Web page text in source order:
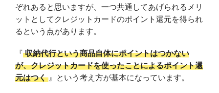
ぞれあると思いますが、一つ共通してあげられるメリ
ットとしてクレジットカードのポイント還元を得られ
るという点があります。
『 収納代行という商品自体にポイントはつかない
が、クレジットカードを使ったことによるポイント還
元はつく 』という考え方が基本になっています。